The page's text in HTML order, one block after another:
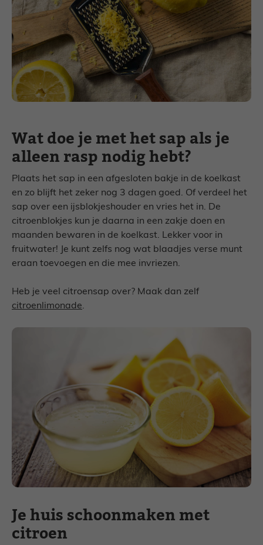
Wat doe je met het sap als je
alleen rasp nodig hebt?
Plaats het sap in een afgesloten bakje in de koelkast
en zo blijft het zeker nog 3 dagen goed. Of verdeel het
sap over een ijsblokjeshouder en vries het in. De
citroenblokjes kun je daarna in een zakje doen en
maanden bewaren in de koelkast. Lekker voor in
fruitwater! Je kunt zelfs nog wat blaadjes verse munt
eraan toevoegen en die mee invriezen.
Heb je veel citroensap over? Maak dan zelf
citroenlimonade.
Je huis schoonmaken met
citroen